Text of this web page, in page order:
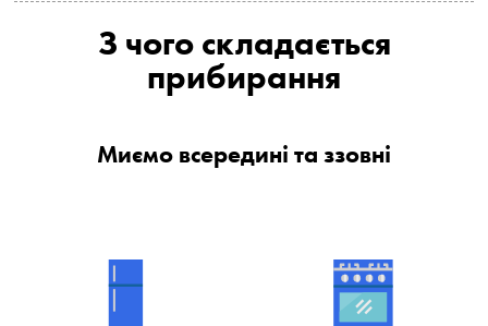
З чого складається
прибирання
Миємо всередині та ззовні